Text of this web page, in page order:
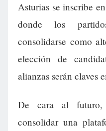
Asturias se inscribe
donde los
consolidarse como
elección de
alianzas serán claves
De cara al
consolidar una